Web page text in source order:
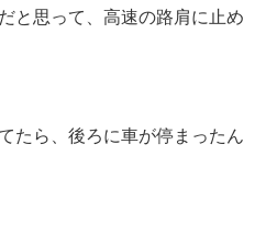
と思って、高速の路肩に止め
たら、後ろに車が停まったん